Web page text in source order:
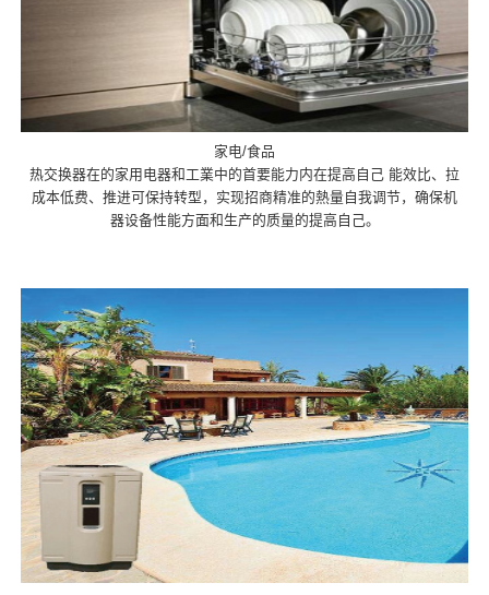
家电/食品
热交换器在的家用电器和工業中的首要能力内在提高自己 能效比、拉
成本低费、推进可保持转型，实现招商精准的熱量自我调节，确保机
器设备性能方面和生产的质量的提高自己。